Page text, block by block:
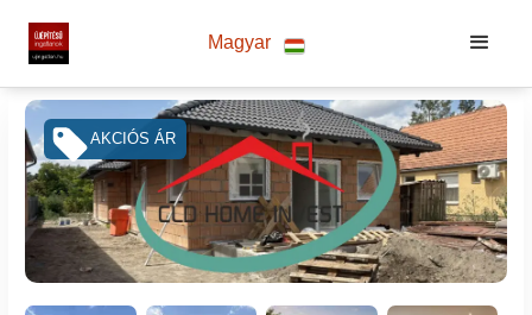
Magyar
AKCIÓS ÁR